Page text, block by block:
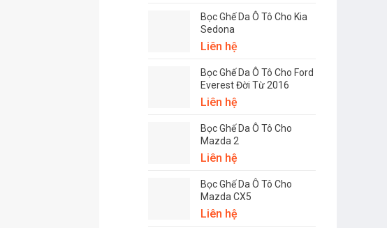
Bọc Ghế Da Ô Tô Cho Kia
Sedona
Liên hệ
Bọc Ghế Da Ô Tô Cho Ford
Everest Đời Từ 2016
Liên hệ
Bọc Ghế Da Ô Tô Cho
Mazda 2
Liên hệ
Bọc Ghế Da Ô Tô Cho
Mazda CX5
Liên hệ